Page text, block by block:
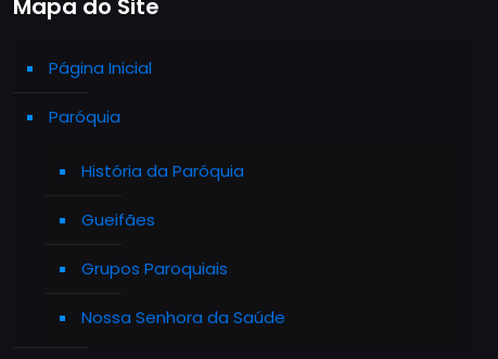
Mapa do Site
Página Inicial
Paróquia
História da Paróquia
Gueifães
Grupos Paroquiais
Nossa Senhora da Saúde